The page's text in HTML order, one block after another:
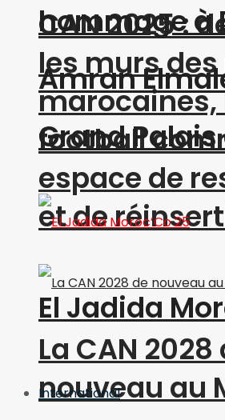
CAN 2025 :
les murs
marocaines,
football
espace de
et de
La CAN 2028
nouveau au
hommage à
Amran
Grand Palais
El Jadida
International